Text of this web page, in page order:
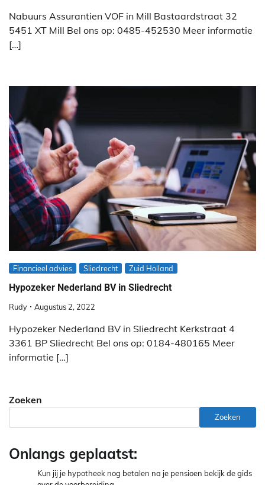
Nabuurs Assurantien VOF in Mill Bastaardstraat 32
5451 XT Mill Bel ons op: 0485-452530 Meer informatie
[…]
Financieel advies Sliedrecht Zuid Holland
Hypozeker Nederland BV in Sliedrecht
Rudy Augustus 2, 2022
Hypozeker Nederland BV in Sliedrecht Kerkstraat 4
3361 BP Sliedrecht Bel ons op: 0184-480165 Meer
informatie […]
Zoeken
Zoeken
Onlangs geplaatst:
Kun jij je hypotheek nog betalen na je pensioen bekijk de gids